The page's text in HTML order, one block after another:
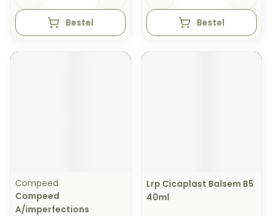
Bestel Bestel
Compeed
Compeed
A/imperfections
Lrp Cicaplast Balsem B5
40ml